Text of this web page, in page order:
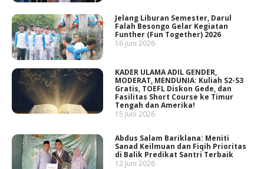
Jelang Liburan Semester, Darul
Falah Besongo Gelar Kegiatan
Funther (Fun Together) 2026
16 Juni 2026
KADER ULAMA ADIL GENDER,
MODERAT, MENDUNIA: Kuliah S2-S3
Gratis, TOEFL Diskon Gede, dan
Fasilitas Short Course ke Timur
Tengah dan Amerika!
15 Juni 2026
Abdus Salam Bariklana: Meniti
Sanad Keilmuan dan Fiqih Prioritas
di Balik Predikat Santri Terbaik
12 Juni 2026